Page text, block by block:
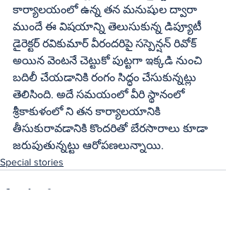
కార్యాలయంలో ఉన్న తన మనుషుల ద్వారా
ముందే ఈ విషయాన్ని తెలుసుకున్న డిప్యూటీ
డైరెక్టర్ రవికుమార్ వీరందరిపై సస్పెన్షన్ రివోక్
అయిన వెంటనే చెట్టుకో పుట్టగా ఇక్కడి నుంచి
బదిలీ చేయడానికి రంగం సిద్ధం చేసుకున్నట్లు
తెలిసింది. అదే సమయంలో వీరి స్థానంలో
శ్రీకాకుళంలో ని తన కార్యాలయానికి
తీసుకురావడానికి కొందరితో బేరసారాలు కూడా
జరుపుతున్నట్టు ఆరోపణలున్నాయి.
Special stories